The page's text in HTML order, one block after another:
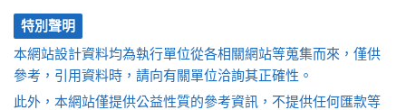
特別聲明
本網站設計資料均為執行單位從各相關網站等蒐集而來，僅供
參考，引用資料時，請向有關單位洽詢其正確性。
此外，本網站僅提供公益性質的參考資訊，不提供任何匯款等